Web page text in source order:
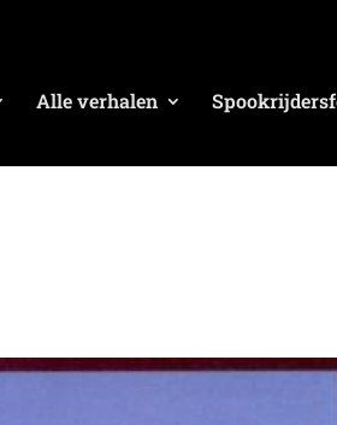
Alle verhalen